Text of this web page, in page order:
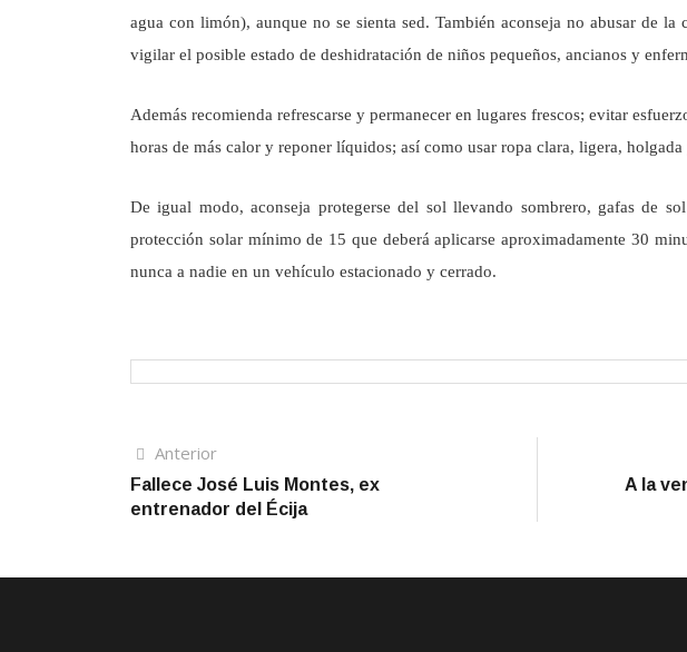
agua con limón), aunque no se sienta sed. También aconseja no abusar de
vigilar el posible estado de deshidratación de niños pequeños, ancianos y
Además recomienda refrescarse y permanecer en lugares frescos; evitar
horas de más calor y reponer líquidos; así como usar ropa clara, ligera,
De igual modo, aconseja protegerse del sol llevando sombrero, gafas de
protección solar mínimo de 15 que deberá aplicarse aproximadamente 30
nunca a nadie en un vehículo estacionado y cerrado.
Navegación
de
AnteriorArtículo
anterior
Fallece José Luis Montes, ex
entrenador del Écija
A la